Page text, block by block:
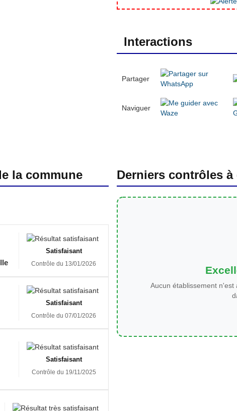
Interactions
Partager
Naviguer
la commune
Satisfaisant
Contrôle du 13/01/2026
Satisfaisant
Contrôle du 07/01/2026
Satisfaisant
Contrôle du 19/11/2025
Derniers contrôles
Aucun établissement